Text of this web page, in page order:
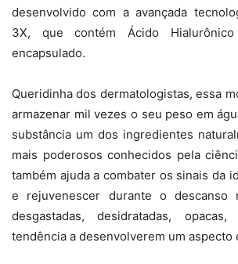
desenvolvido com a avançada
3X, que contém Ácido
encapsulado.
Queridinha dos dermatologistas, essa
armazenar mil vezes o seu peso em
substância um dos ingredientes
mais poderosos conhecidos pela
também ajuda a combater os sinais da
e rejuvenescer durante o descanso
desgastadas, desidratadas,
tendência a desenvolverem um aspecto